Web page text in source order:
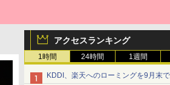
アクセスランキング
1時間 24時間 1週間
KDDI、楽天へのローミングを9月末